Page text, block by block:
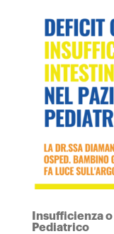
Insufficienza
Pediatrico